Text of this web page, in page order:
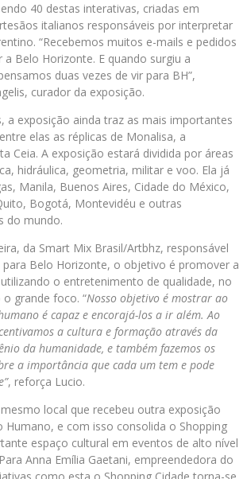
40 destas interativas, criadas em
italianos responsáveis por interpretar
“Recebemos muitos e-mails e pedidos
a Belo Horizonte. E quando surgiu a
duas vezes de vir para BH”,
curador da exposição.
a exposição ainda traz as mais importantes
elas as réplicas de Monalisa, a
Ceia. A exposição estará dividida por áreas
hidráulica, geometria, militar e voo. Ela já
Manila, Buenos Aires, Cidade do México,
Bogotá, Montevidéu e outras
do mundo.
da Smart Mix Brasil/Artbhz, responsável
Belo Horizonte, o objetivo é promover a
o entretenimento de qualidade, no
grande foco. “Nosso objetivo é mostrar ao
é capaz e encorajá-los a ir além. Ao
a cultura e formação através da
da humanidade, e também fazemos os
a importância que cada um tem e pode
, reforça Lucio.
local que recebeu outra exposição
Humano, e com isso consolida o Shopping
espaço cultural em eventos de alto nível
Anna Emília Gaetani, empreendedora do